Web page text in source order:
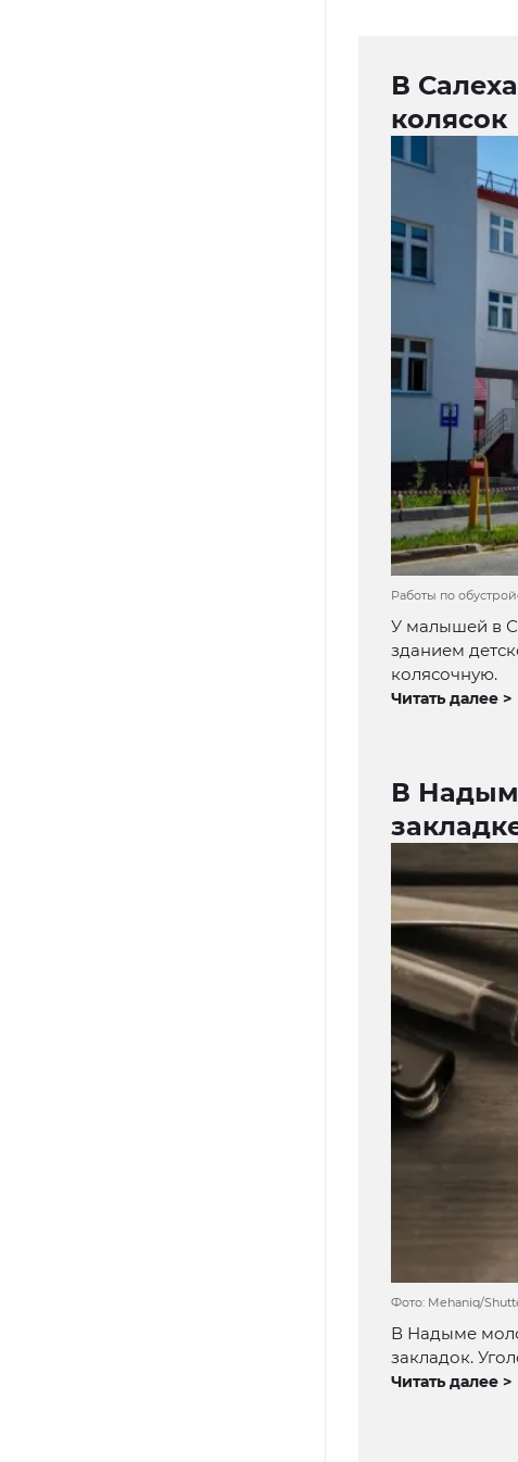
В
колясок
Работы по
У малышей в
зданием
колясочную.
Читать далее >
В
Фото: Mehaniq/
В Надыме
закладок.
Читать далее >